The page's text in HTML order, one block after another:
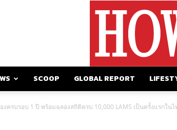
SCOOP GLOBAL REPORT
งครบรอบ 1 ปี พร้อมฉลองสถิติครบ 10,000 LAMS เป็นครั้งแรกใ